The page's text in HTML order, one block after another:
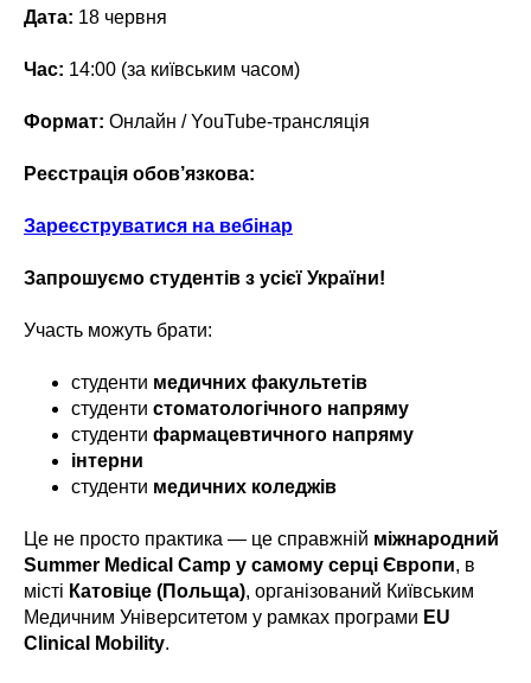
Дата: 18 червня
Час: 14:00 (за київським часом)
Формат: Онлайн / YouTube-трансляція
Реєстрація обов’язкова:
Зареєструватися на вебінар
Запрошуємо студентів з усієї України!
Участь можуть брати:
студенти медичних факультетів
студенти стоматологічного напряму
студенти фармацевтичного напряму
інтерни
студенти медичних коледжів
Це не просто практика — це справжній міжнародний
Summer Medical Camp у самому серці Європи, в
місті Катовіце (Польща), організований Київським
Медичним Університетом у рамках програми EU
Clinical Mobility.